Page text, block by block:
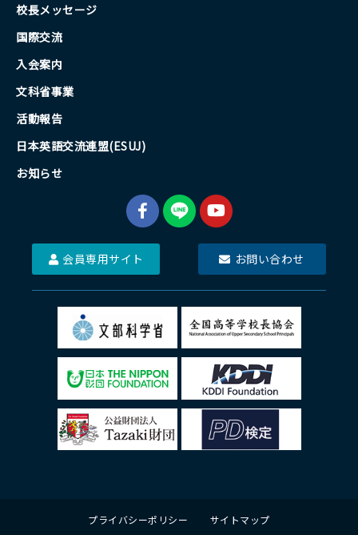
校長メッセージ
国際交流
入会案内
文科省事業
活動報告
日本英語交流連盟(ESUJ)
お知らせ
会員専用サイト お問い合わせ
プライバシーポリシー サイトマップ